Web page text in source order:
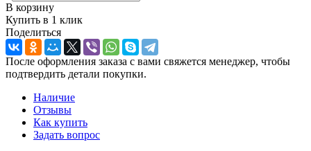
В корзину
Купить в 1 клик
Поделиться
После оформления заказа с вами свяжется менеджер, чтобы
подтвердить детали покупки.
Наличие
Отзывы
Как купить
Задать вопрос